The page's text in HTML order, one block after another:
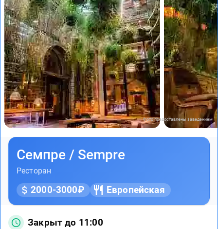
Фото предоставлены заведением
Cемпре / Sempre
Ресторан
2000-3000₽ Европейская
Закрыт до 11:00